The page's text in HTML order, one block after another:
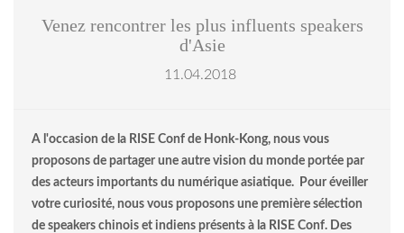
Venez rencontrer les plus influents speakers
d'Asie
11.04.2018
A l'occasion de la RISE Conf de Honk-Kong, nous vous
proposons de partager une autre vision du monde portée par
des acteurs importants du numérique asiatique. Pour éveiller
votre curiosité, nous vous proposons une première sélection
de speakers chinois et indiens présents à la RISE Conf. Des